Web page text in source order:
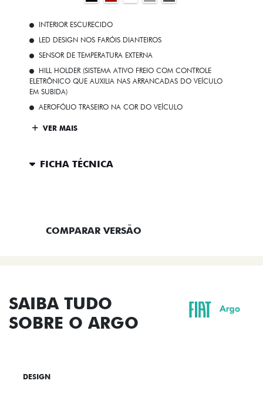
INTERIOR ESCURECIDO
LED DESIGN NOS FARÓIS DIANTEIROS
SENSOR DE TEMPERATURA EXTERNA
HILL HOLDER (SISTEMA ATIVO FREIO COM CONTROLE
ELETRÔNICO QUE AUXILIA NAS ARRANCADAS DO VEÍCULO
EM SUBIDA)
AEROFÓLIO TRASEIRO NA COR DO VEÍCULO
VER MAIS
FICHA TÉCNICA
COMPARAR VERSÃO
SAIBA TUDO
SOBRE O ARGO
DESIGN